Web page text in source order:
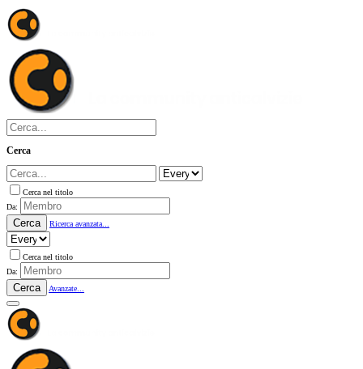
Cerca
Cerca nel titolo
Da:
Cerca Ricerca avanzata...
Cerca nel titolo
Da:
Cerca Avanzate...